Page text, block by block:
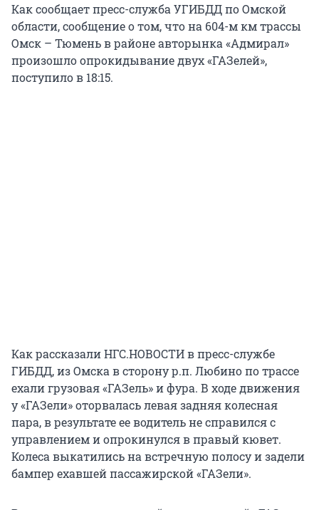
Как сообщает пресс-служба УГИБДД по Омской
области, сообщение о том, что на 604-м км трассы
Омск – Тюмень в районе авторынка «Адмирал»
произошло опрокидывание двух «ГАЗелей»,
поступило в 18:15.
Как рассказали НГС.НОВОСТИ в пресс-службе
ГИБДД, из Омска в сторону р.п. Любино по трассе
ехали грузовая «ГАЗель» и фура. В ходе движения
у «ГАЗели» оторвалась левая задняя колесная
пара, в результате ее водитель не справился с
управлением и опрокинулся в правый кювет.
Колеса выкатились на встречную полосу и задели
бампер ехавшей пассажирской «ГАЗели».